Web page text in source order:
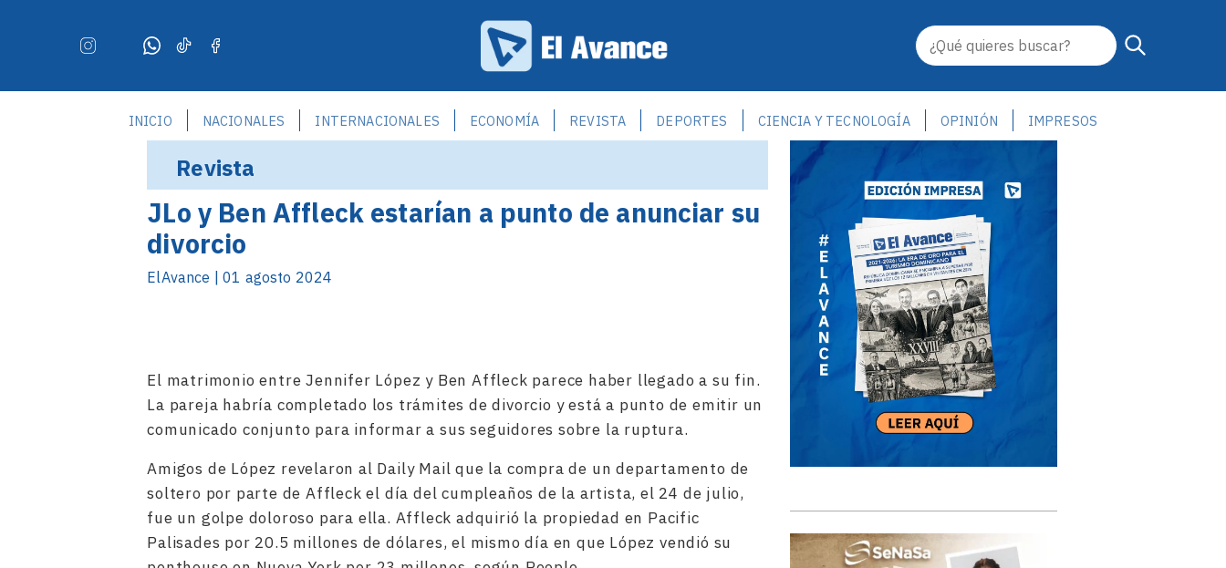
INICIO NACIONALES INTERNACIONALES ECONOMÍA REVISTA DEPORTES CIENCIA Y TECNOLOGÍA OPINIÓN IMPRESOS
Revista
JLo y Ben Affleck estarían a punto de anunciar su
divorcio
ElAvance | 01 agosto 2024
El matrimonio entre Jennifer López y Ben Affleck parece haber llegado a su fin.
La pareja habría completado los trámites de divorcio y está a punto de emitir un
comunicado conjunto para informar a sus seguidores sobre la ruptura.
Amigos de López revelaron al Daily Mail que la compra de un departamento de
soltero por parte de Affleck el día del cumpleaños de la artista, el 24 de julio,
fue un golpe doloroso para ella. Affleck adquirió la propiedad en Pacific
Palisades por 20.5 millones de dólares, el mismo día en que López vendió su